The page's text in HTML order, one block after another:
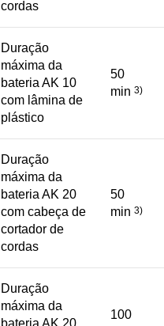
cordas
Duração
máxima da
bateria AK 10
com lâmina de
plástico
50
min 3)
Duração
máxima da
bateria AK 20
com cabeça de
cortador de
cordas
50
min 3)
Duração
máxima da
bateria AK 20
100